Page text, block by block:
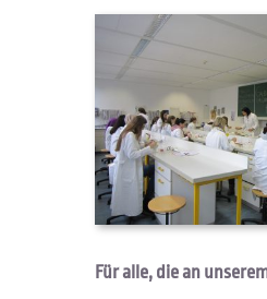
Für alle, die an